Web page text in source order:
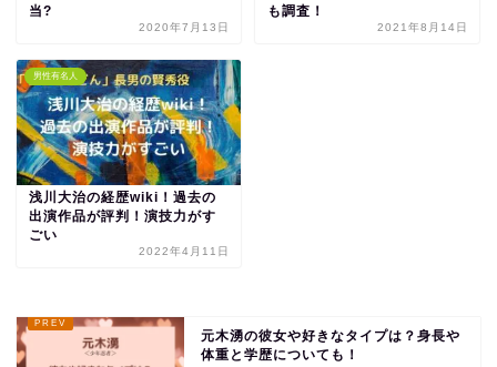
当?
2020年7月13日
も調査！
2021年8月14日
男性有名人
浅川大治の経歴wiki！過去の
出演作品が評判！演技力がす
ごい
2022年4月11日
元木湧の彼女や好きなタイプは？身長や
体重と学歴についても！